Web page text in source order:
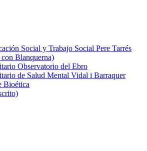
Social y Trabajo Social Pere Tarrés
Blanquerna)
Observatorio del Ebro
de Salud Mental Vidal i Barraquer
Bioética